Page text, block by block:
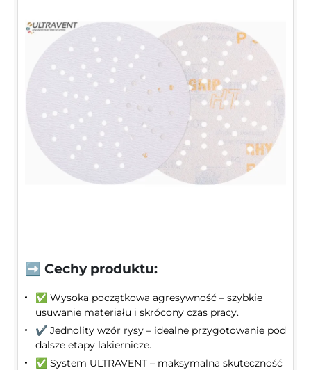
➡️ Cechy produktu:
✅ Wysoka początkowa agresywność – szybkie
usuwanie materiału i skrócony czas pracy.
✔️ Jednolity wzór rysy – idealne przygotowanie pod
dalsze etapy lakiernicze.
✅ System ULTRAVENT – maksymalna skuteczność